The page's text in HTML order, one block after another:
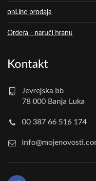
onLine prodaja
Ordera - naruči hranu
Kontakt
Jevrejska bb
78 000 Banja Luka
00 387 66 516 174